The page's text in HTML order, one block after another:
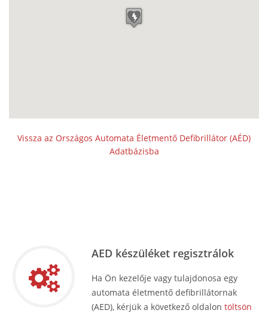
Vissza az Országos Automata Életmentő Defibrillátor (AÉD)
Adatbázisba
AED készüléket regisztrálok
Ha Ön kezelője vagy tulajdonosa egy
automata életmentő defibrillátornak
(AED), kérjük a következő oldalon töltsön